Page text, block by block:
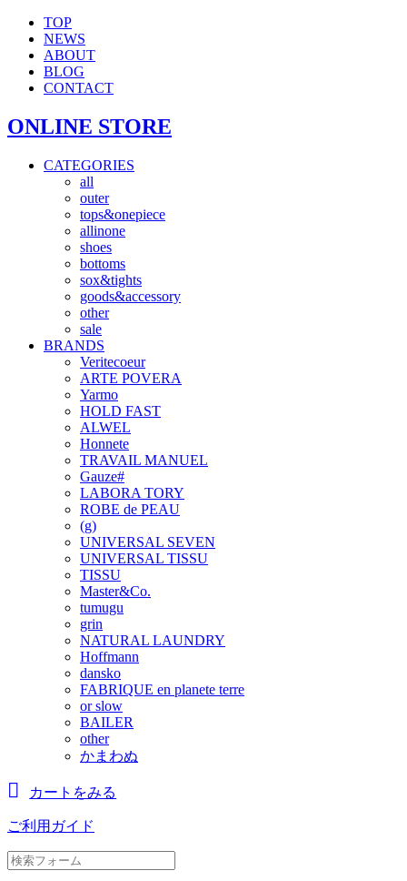
TOP
NEWS
ABOUT
BLOG
CONTACT
ONLINE STORE
CATEGORIES
all
outer
tops&onepiece
allinone
shoes
bottoms
sox&tights
goods&accessory
other
sale
BRANDS
Veritecoeur
ARTE POVERA
Yarmo
HOLD FAST
ALWEL
Honnete
TRAVAIL MANUEL
Gauze#
LABORA TORY
ROBE de PEAU
(g)
UNIVERSAL SEVEN
UNIVERSAL TISSU
TISSU
Master&Co.
tumugu
grin
NATURAL LAUNDRY
Hoffmann
dansko
FABRIQUE en planete terre
or slow
BAILER
other
かまわぬ
カートをみる
ご利用ガイド